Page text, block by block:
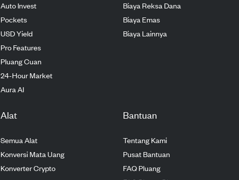
Auto Invest
Pockets
USD Yield
Pro Features
Pluang Cuan
24-Hour Market
Aura AI
Biaya Reksa Dana
Biaya Emas
Biaya Lainnya
Alat
Semua Alat
Konversi Mata Uang
Konverter Crypto
Bantuan
Tentang Kami
Pusat Bantuan
FAQ Pluang